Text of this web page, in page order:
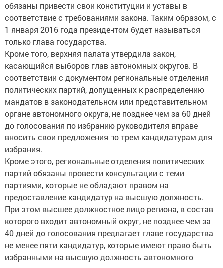
обязаны привести свои конституции и уставы в
соответствие с требованиями закона. Таким образом, с
1 января 2016 года президентом будет называться
только глава государства.
Кроме того, верхняя палата утвердила закон,
касающийся выборов глав автономных округов. В
соответствии с документом региональные отделения
политических партий, допущенных к распределению
мандатов в законодательном или представительном
органе автономного округа, не позднее чем за 60 дней
до голосования по избранию руководителя вправе
вносить свои предложения по трем кандидатурам для
избрания.
Кроме этого, региональные отделения политических
партий обязаны провести консультации с теми
партиями, которые не обладают правом на
предоставление кандидатур на высшую должность.
При этом высшее должностное лицо региона, в состав
которого входит автономный округ, не позднее чем за
40 дней до голосования предлагает главе государства
не менее пяти кандидатур, которые имеют право быть
избранными на высшую должность автономного